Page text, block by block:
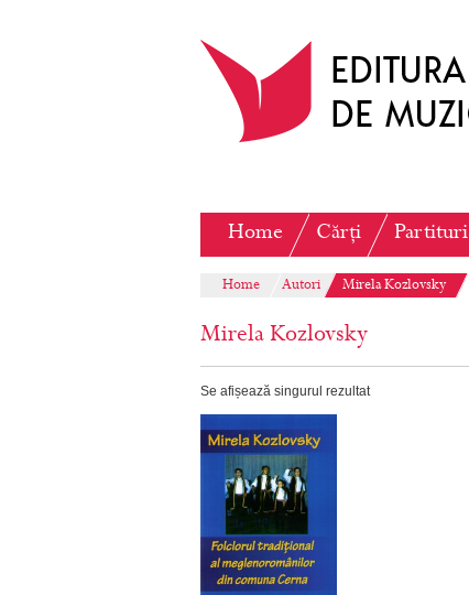
Home Cărți Partituri
Home Autori Mirela Kozlovsky
Mirela Kozlovsky
Se afișează singurul rezultat